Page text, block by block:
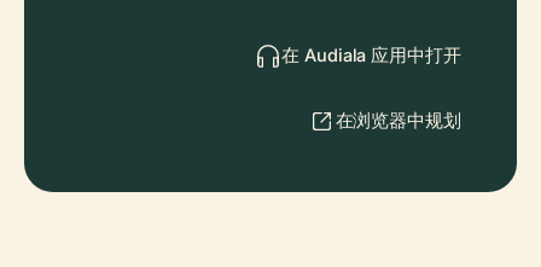
在 Audiala 应用中打开
在浏览器中规划